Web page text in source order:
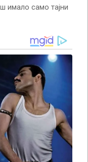
имало само тајни